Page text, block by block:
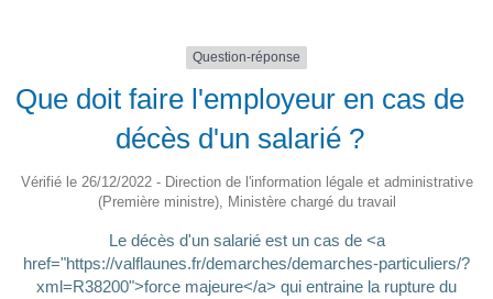
Question-réponse
Que doit faire l'employeur en cas de
décès d'un salarié ?
Vérifié le 26/12/2022 - Direction de l'information légale et administrative
(Première ministre), Ministère chargé du travail
Le décès d'un salarié est un cas de <a
href="https://valflaunes.fr/demarches/demarches-particuliers/?
xml=R38200">force majeure</a> qui entraine la rupture du